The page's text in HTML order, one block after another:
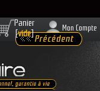
Panier
[vide]
Mon Compte